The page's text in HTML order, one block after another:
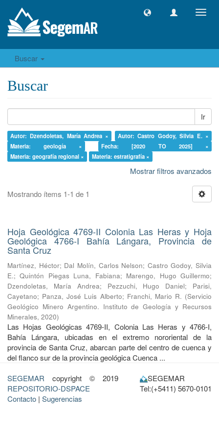
Buscar
Buscar
Ir
Autor: Dzendoletas, María Andrea ×
Autor: Castro Godoy, Silvia E. ×
Materia: geología ×
Fecha: [2020 TO 2025] ×
Materia: geografía regional ×
Materia: estratigrafía ×
Mostrar filtros avanzados
Mostrando ítems 1-1 de 1
Hoja Geológica 4769-II Colonia Las Heras y Hoja
Geológica 4766-I Bahía Lángara, Provincia de
Santa Cruz
Martínez, Héctor; Dal Molín, Carlos Nelson; Castro Godoy, Silvia
E.;Quintón Piegas Luna, Fabiana; Marengo, Hugo Guillermo;
Dzendoletas, María Andrea; Pezzuchi, Hugo Daniel; Parisi,
Cayetano; Panza, José Luis Alberto; Franchi, Mario R. (Servicio
Geológico Minero Argentino. Instituto de Geología y Recursos
Minerales, 2020)
Las Hojas Geológicas 4769-II, Colonia Las Heras y 4766-I,
Bahía Lángara, ubicadas en el extremo nororiental de la
provincia de Santa Cruz, abarcan parte del centro de cuenca y
del flanco sur de la provincia geológica Cuenca ...
SEGEMAR copyright © 2019
REPOSITORIO-DSPACE
Contacto | Sugerencias
SEGEMAR
Tel:(+5411) 5670-0101